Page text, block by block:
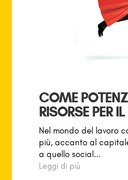
COME
RISORSE PER
Nel mondo del lavoro
più, accanto al
a quello social...
Leggi di più